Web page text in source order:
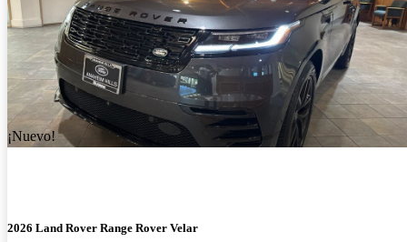
¡Nuevo!
2026 Land Rover Range Rover Velar